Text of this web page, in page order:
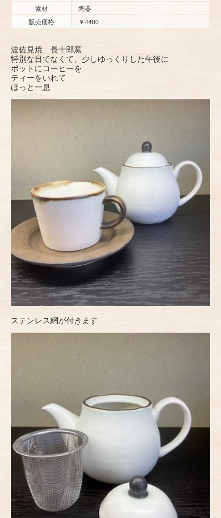
素材
陶器
販売価格
￥4400
波佐見焼 長十郎窯
特別な日でなくて、少しゆっくりした午後に
ポットにコーヒーを
ティーをいれて
ほっと一息
ステンレス網が付きます